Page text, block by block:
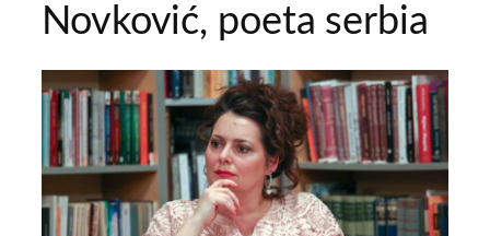
Novković, poeta serbia